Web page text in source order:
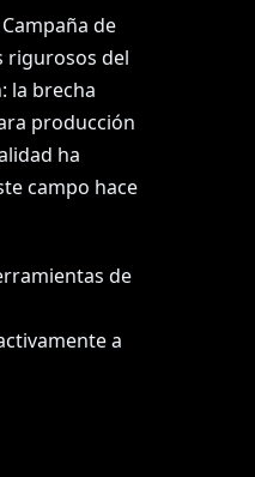
de
rigurosos del
la brecha
producción
ha
campo hace
de
a